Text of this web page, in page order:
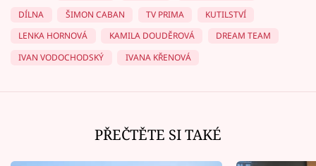
DÍLNA
ŠIMON CABAN TV PRIMA
KUTILSTVÍ
LENKA HORNOVÁ
KAMILA DOUDĚROVÁ
DREAM TEAM
IVAN VODOCHODSKÝ
IVANA KŘENOVÁ
PŘEČTĚTE SI TAKÉ